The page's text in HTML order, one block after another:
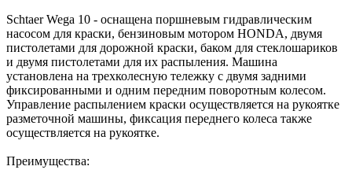
Schtaer Wega 10 - оснащена поршневым гидравлическим
насосом для краски, бензиновым мотором HONDA, двумя
пистолетами для дорожной краски, баком для стеклошариков
и двумя пистолетами для их распыления. Машина
установлена на трехколесную тележку с двумя задними
фиксированными и одним передним поворотным колесом.
Управление распылением краски осуществляется на рукоятке
разметочной машины, фиксация переднего колеса также
осуществляется на рукоятке.
Преимущества: